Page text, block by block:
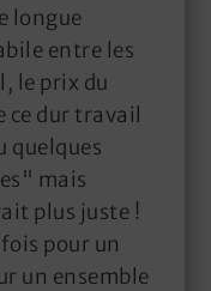
longue
entre les
le prix du
ce dur travail
quelques
mais
plus juste !
pour un
un ensemble